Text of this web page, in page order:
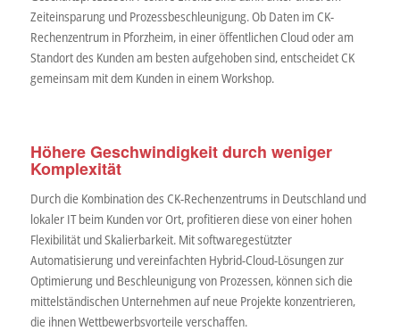
Zeiteinsparung und Prozessbeschleunigung. Ob Daten im CK-
Rechenzentrum in Pforzheim, in einer öffentlichen Cloud oder am
Standort des Kunden am besten aufgehoben sind, entscheidet CK
gemeinsam mit dem Kunden in einem Workshop.
Höhere Geschwindigkeit durch weniger
Komplexität
Durch die Kombination des CK-Rechenzentrums in Deutschland und
lokaler IT beim Kunden vor Ort, profitieren diese von einer hohen
Flexibilität und Skalierbarkeit. Mit softwaregestützter
Automatisierung und vereinfachten Hybrid-Cloud-Lösungen zur
Optimierung und Beschleunigung von Prozessen, können sich die
mittelständischen Unternehmen auf neue Projekte konzentrieren,
die ihnen Wettbewerbsvorteile verschaffen.